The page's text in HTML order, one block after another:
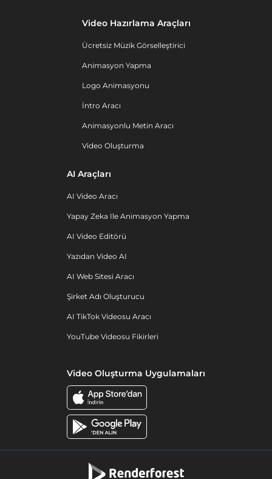
Video Hazırlama Araçları
Ücretsiz Müzik Görselleştirici
Animasyon Yapma
Logo Animasyonu
İntro Aracı
Animasyonlu Metin Aracı
Video Oluşturma
AI Araçları
AI Video Aracı
Yapay Zeka Ile Animasyon Yapma
AI Video Editörü
Yazıdan Video AI
AI Web Sitesi Aracı
Şirket Adı Oluşturucu
AI TikTok Videosu Aracı
YouTube Videosu Fikirleri
Video Oluşturma Uygulamaları